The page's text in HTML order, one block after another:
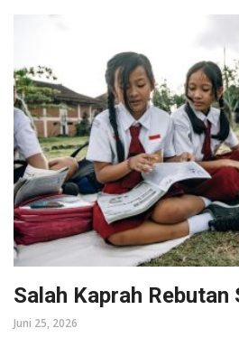
Salah Kaprah Rebutan
Juni 25, 2026